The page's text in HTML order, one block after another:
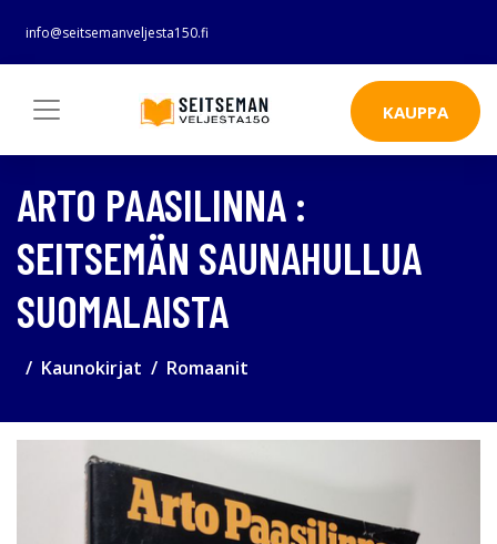
info@seitsemanveljesta150.fi
KAUPPA
ARTO PAASILINNA :
SEITSEMÄN SAUNAHULLUA
SUOMALAISTA
Kaunokirjat Romaanit